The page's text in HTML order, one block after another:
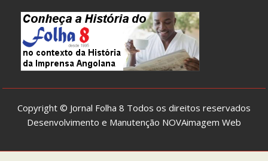
Copyright © Jornal Folha 8 Todos os direitos reservados
Desenvolvimento e Manutenção NOVAimagem Web